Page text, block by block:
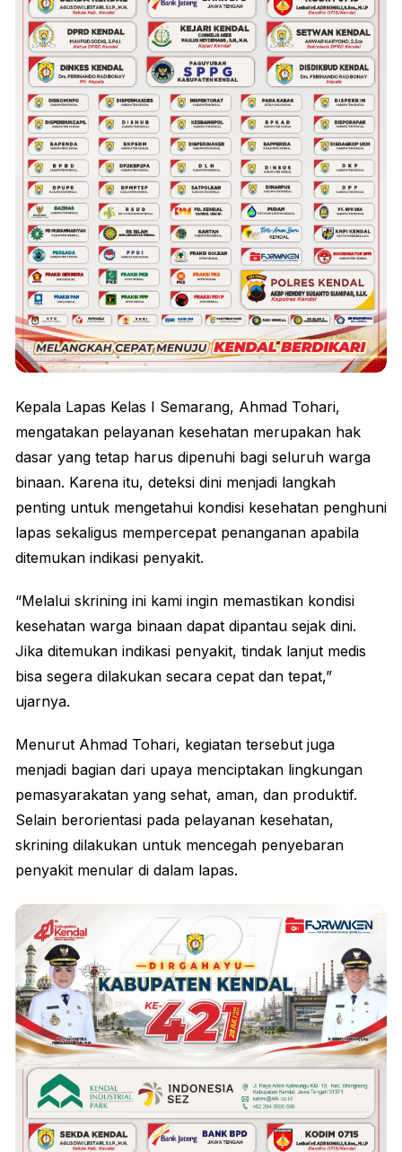
Kepala Lapas Kelas I Semarang, Ahmad Tohari,
mengatakan pelayanan kesehatan merupakan hak
dasar yang tetap harus dipenuhi bagi seluruh warga
binaan. Karena itu, deteksi dini menjadi langkah
penting untuk mengetahui kondisi kesehatan penghuni
lapas sekaligus mempercepat penanganan apabila
ditemukan indikasi penyakit.
“Melalui skrining ini kami ingin memastikan kondisi
kesehatan warga binaan dapat dipantau sejak dini.
Jika ditemukan indikasi penyakit, tindak lanjut medis
bisa segera dilakukan secara cepat dan tepat,”
ujarnya.
Menurut Ahmad Tohari, kegiatan tersebut juga
menjadi bagian dari upaya menciptakan lingkungan
pemasyarakatan yang sehat, aman, dan produktif.
Selain berorientasi pada pelayanan kesehatan,
skrining dilakukan untuk mencegah penyebaran
penyakit menular di dalam lapas.